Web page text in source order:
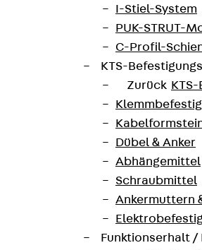
I-Stiel-System
PUK-STRUT-
C-Profil-
KTS-
Zurück
Dübel & Anker
Abhängemittel
Schraubmittel
Ankermuttern
Funktionserhalt